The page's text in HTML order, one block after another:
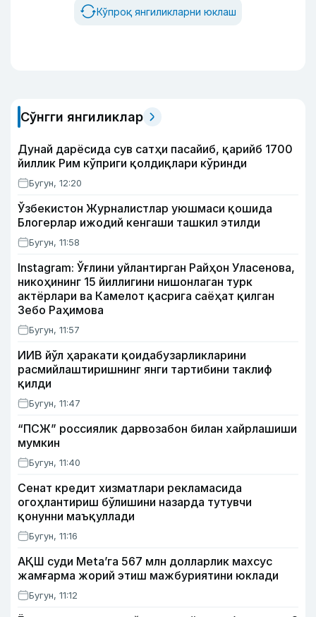
Кўпроқ янгиликларни юклаш
Сўнгги янгиликлар
Дунай дарёсида сув сатҳи пасайиб, қарийб 1700
йиллик Рим кўприги қолдиқлари кўринди
Бугун, 12:20
Ўзбекистон Журналистлар уюшмаси қошида
Блогерлар ижодий кенгаши ташкил этилди
Бугун, 11:58
Instagram: Ўғлини уйлантирган Райҳон Уласенова,
никоҳининг 15 йиллигини нишонлаган турк
актёрлари ва Камелот қасрига саёҳат қилган
Зебо Раҳимова
Бугун, 11:57
ИИВ йўл ҳаракати қоидабузарликларини
расмийлаштиришнинг янги тартибини таклиф
қилди
Бугун, 11:47
“ПСЖ” россиялик дарвозабон билан хайрлашиши
мумкин
Бугун, 11:40
Сенат кредит хизматлари рекламасида
огоҳлантириш бўлишини назарда тутувчи
қонунни маъқуллади
Бугун, 11:16
АҚШ суди Meta’га 567 млн долларлик махсус
жамғарма жорий этиш мажбуриятини юклади
Бугун, 11:12